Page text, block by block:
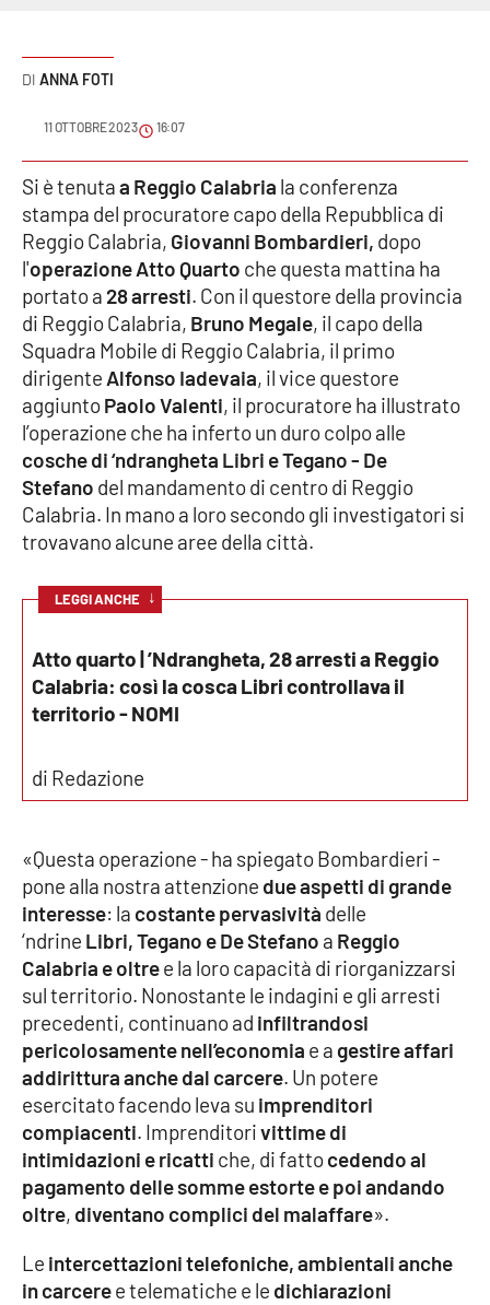
Meteo
Editoriali
VIDEO
Ambiente
Cronaca
Cultura
Economia e Lavoro
Politica
Sanità
Società
Sport
Good Morning Vietnam
Leggendo Alvaro insieme
Imprese Di Calabria
Le perfidie di Antonella Grippo
Venti di comunicazione
STREAMING
LaC TV
ANNA FOTI
11 OTTOBRE 2023 16:07
Si è tenutaa Reggio Calabria la conferenza
stampa del procuratore capo della Repubblica di
Reggio Calabria, Giovanni Bombardieri, dopo
l'operazione Atto Quarto che questa mattina ha
portato a 28 arresti. Con il questore della provincia
di Reggio Calabria, Bruno Megale, il capo della
Squadra Mobile di Reggio Calabria, il primo
dirigente Alfonso Iadevaia, il vice questore
aggiuntoPaolo Valenti, il procuratore ha illustrato
l’operazione che ha inferto un duro colpo alle
cosche di ‘ndrangheta Libri e Tegano - De
Stefano del mandamento di centro di Reggio
Calabria. In mano a loro secondo gli investigatori si
trovavano alcune aree della città.
LEGGI ANCHE ↓
Atto quarto | ’Ndrangheta, 28 arresti a Reggio
Calabria: così la cosca Libri controllava il
territorio - NOMI
di Redazione
«Questa operazione - ha spiegato Bombardieri -
pone alla nostra attenzione due aspetti di grande
interesse: la costante pervasività delle
‘ndrine Libri, Tegano e De Stefano a Reggio
Calabria e oltree la loro capacità di riorganizzarsi
sul territorio. Nonostante le indagini e gli arresti
precedenti, continuano ad infiltrandosi
pericolosamente nell’economia e a gestire affari
addirittura anche dal carcere. Un potere
esercitato facendo leva su imprenditori
compiacenti. Imprenditorivittime di
intimidazioni e ricatti che, di fattocedendo al
pagamento delle somme estorte e poi andando
oltre, diventano complici del malaffare».
Le intercettazioni telefoniche, ambientali anche
in carceree telematiche e le dichiarazioni